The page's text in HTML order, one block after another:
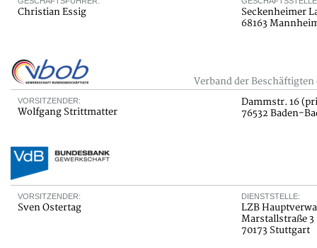
Christian Essig
Seckenheimer
68163
Verband der
VORSITZENDER:
Wolfgang Strittmatter
Dammstr. 16
76532 Baden-
VORSITZENDER:
Sven Ostertag
DIENSTSTELLE:
LZB
Marstallstraße 3
70173 Stuttgart